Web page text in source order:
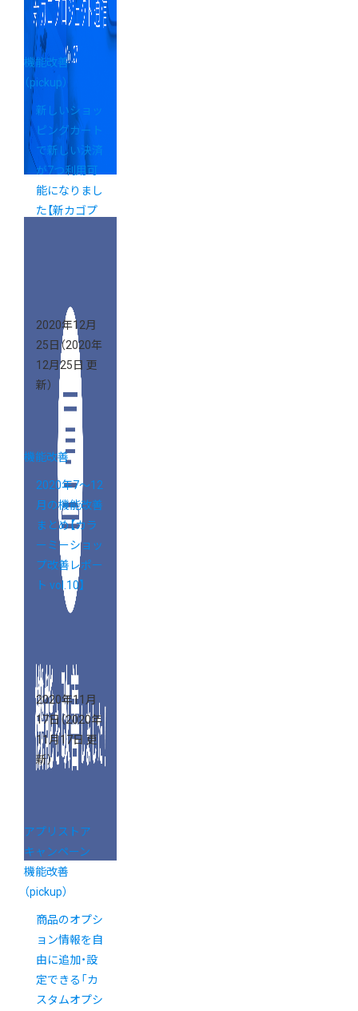
機能改善
（pickup）
新しいショッ
ピングカート
で新しい決済
が7つ利用可
能になりまし
た【新カゴプ
2020年12月
25日 （2020年
12月25日 更
新）
機能改善
2020年7～12
月の機能改善
まとめ【カラ
ーミーショッ
プ改善レポー
ト vol.10】
2020年11月
17日 （2020年
11月17日 更
新）
アプリストア
キャンペーン
機能改善
（pickup）
商品のオプシ
ョン情報を自
由に追加・設
定できる「カ
スタムオプシ